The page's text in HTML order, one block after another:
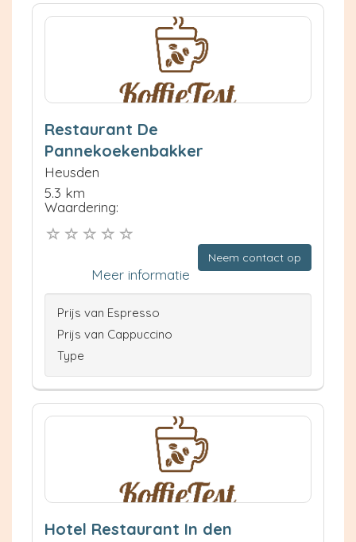
Restaurant De
Pannekoekenbakker
Heusden
5.3 km
Waardering:
Neem contact op
Meer informatie
Prijs van Espresso
Prijs van Cappuccino
Type
Hotel Restaurant In den